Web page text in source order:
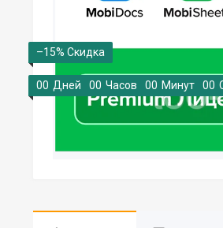
–15%
00 Дней 00 Часов 00 Минут 00